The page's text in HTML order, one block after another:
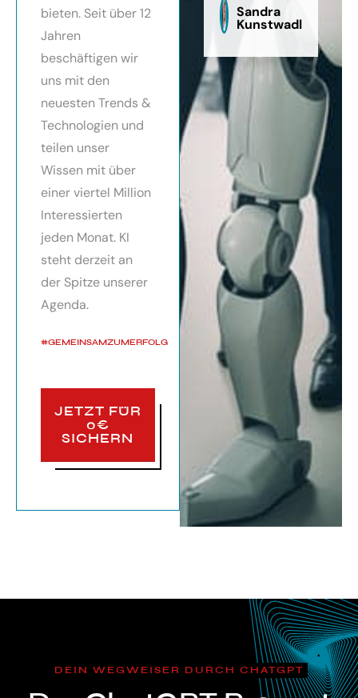
bieten. Seit über 12
Jahren
beschäftigen wir
uns mit den
neuesten Trends &
Technologien und
teilen unser
Wissen mit über
einer viertel Million
Interessierten
jeden Monat. KI
steht derzeit an
der Spitze unserer
Agenda.
#GEMEINSAMZUMERFOLG
JETZT FÜR
0€
SICHERN
Sandra
Kunstwadl
DEIN WEGWEISER DURCH CHATGPT